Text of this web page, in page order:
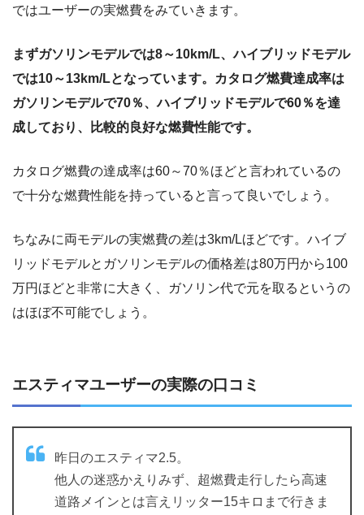
ではユーザーの実燃費をみていきます。
まずガソリンモデルでは8～10km/L、ハイブリッドモデル
では10～13km/Lとなっています。カタログ燃費達成率は
ガソリンモデルで70％、ハイブリッドモデルで60％を達
成しており、比較的良好な燃費性能です。
カタログ燃費の達成率は60～70％ほどと言われているの
で十分な燃費性能を持っていると言って良いでしょう。
ちなみに両モデルの実燃費の差は3km/Lほどです。ハイブ
リッドモデルとガソリンモデルの価格差は80万円から100
万円ほどと非常に大きく、ガソリン代で元を取るというの
はほぼ不可能でしょう。
エスティマユーザーの実際の口コミ
昨日のエスティマ2.5。
他人の迷惑かえりみず、超燃費走行したら高速
道路メインとは言えリッター15キロまで行きま